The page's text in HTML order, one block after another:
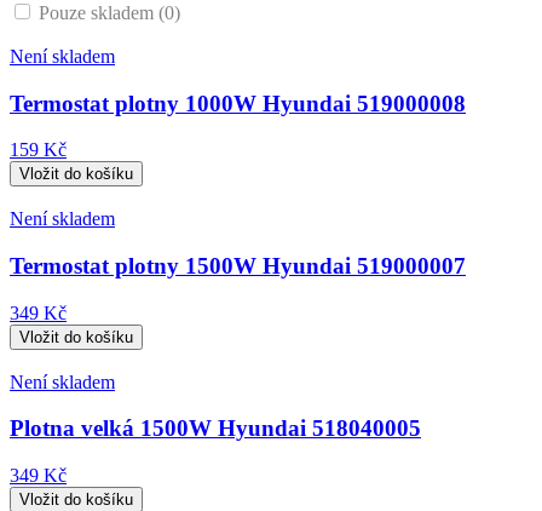
Pouze skladem (0)
Není skladem
Termostat plotny 1000W Hyundai 519000008
159 Kč
Není skladem
Termostat plotny 1500W Hyundai 519000007
349 Kč
Není skladem
Plotna velká 1500W Hyundai 518040005
349 Kč